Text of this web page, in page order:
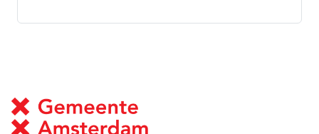
Meer werkgever details